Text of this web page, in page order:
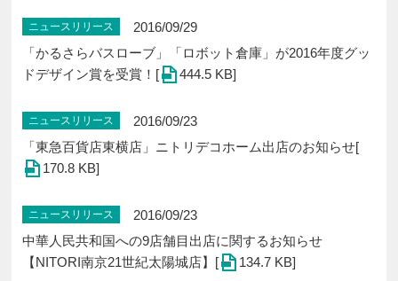
ニュースリリース
2016/09/29
「かるさらバスローブ」「ロボット倉庫」が2016年度グッ
ドデザイン賞を受賞！[
444.5 KB]
ニュースリリース
2016/09/23
「東急百貨店東横店」ニトリデコホーム出店のお知らせ[
170.8 KB]
ニュースリリース
2016/09/23
中華人民共和国への9店舗目出店に関するお知らせ
【NITORI南京21世紀太陽城店】[
134.7 KB]